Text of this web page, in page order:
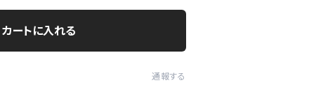
カートに入れる
通報する